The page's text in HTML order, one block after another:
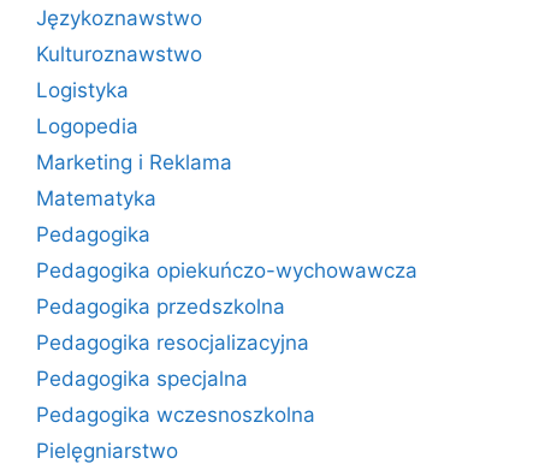
Językoznawstwo
Kulturoznawstwo
Logistyka
Logopedia
Marketing i Reklama
Matematyka
Pedagogika
Pedagogika opiekuńczo-wychowawcza
Pedagogika przedszkolna
Pedagogika resocjalizacyjna
Pedagogika specjalna
Pedagogika wczesnoszkolna
Pielęgniarstwo